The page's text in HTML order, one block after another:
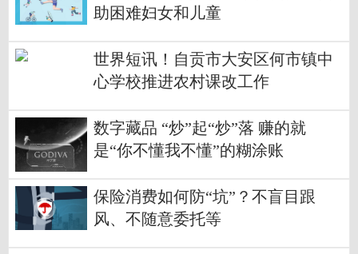
助困难妇女和儿童
世界短讯！自贡市大安区何市镇中
心学校推进农村课改工作
数字藏品 “炒”起“炒”落 赚的就
是“你不懂我不懂”的糊涂账
保险消费如何防“坑”？不盲目跟
风、不随意委托等